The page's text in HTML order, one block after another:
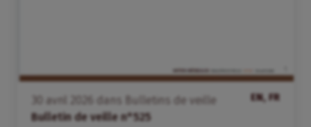
EN, FR
avril dans
Bulletins de veille
Bulletin de veille n°525